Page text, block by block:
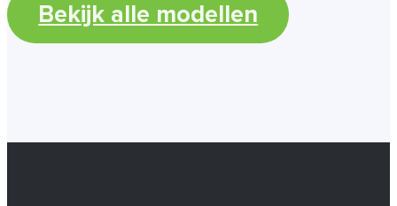
Laden van modellen..
Bekijk alle modellen